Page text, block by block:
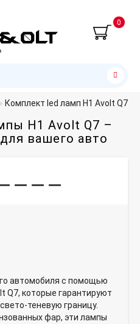
0
Комплект led ламп H1 Avolt Q7
H1 Avolt Q7 –
вашего авто
автомобиля с помощью
Q7, которые гарантируют
теневую границу.
фар, эти лампы